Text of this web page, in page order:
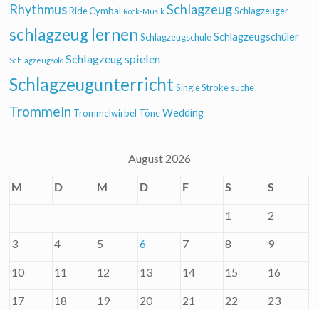
Rhythmus Ride Cymbal Rock-Musik Schlagzeug Schlagzeuger
schlagzeug lernen Schlagzeugschule Schlagzeugschüler
Schlagzeugsolo Schlagzeug spielen
Schlagzeugunterricht Single Stroke suche
Trommeln Trommelwirbel Töne Wedding
August 2026
M D M D F S S
1 2
3 4 5 6 7 8 9
10 11 12 13 14 15 16
17 18 19 20 21 22 23